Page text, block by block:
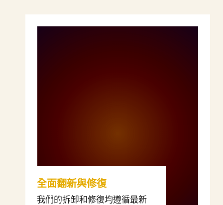
全面翻新與修復
我們的拆卸和修復均遵循最新